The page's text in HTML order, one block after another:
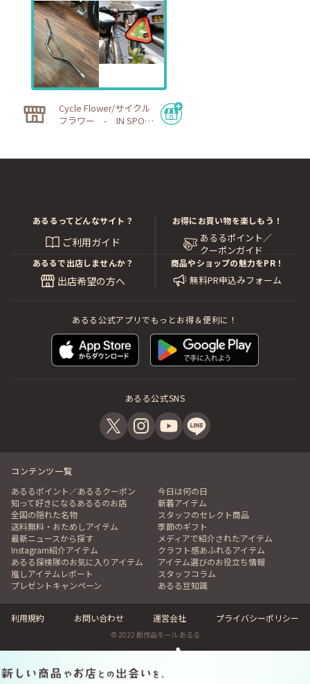
Cycle Flower/サイクル
フラワー - IN SPORT
あるるってどんなサイト？
ご利用ガイド
お得にお買い物を楽しもう！
あるるポイント／
クーポンガイド
あるるで出店しませんか？
出店希望の方へ
商品やショップの魅力をPR！
無料PR申込みフォーム
あるる公式アプリでもっとお得＆便利に！
あるる公式SNS
コンテンツ一覧
あるるポイント／あるるクーポン
今日は何の日
知って好きになるあるるのお店
新着アイテム
全国の隠れた名物
スタッフのセレクト商品
送料無料・おためしアイテム
季節のギフト
最新ニュースから探す
メディアで紹介されたアイテム
Instagram紹介アイテム
クラフト感あふれるアイテム
あるる探検隊のお気に入りアイテム
アイテム選びのお役立ち情報
推しアイテムレポート
スタッフコラム
プレゼントキャンペーン
あるる豆知識
利用規約 お問い合わせ 運営会社 プライバシーポリシー
© 2022 創作品モール あるる